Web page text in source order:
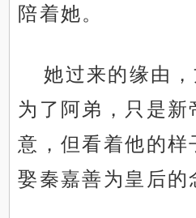
陪着她。
她过来的缘由
为了阿弟，只是新
意，但看着他的样
娶秦嘉善为皇后的